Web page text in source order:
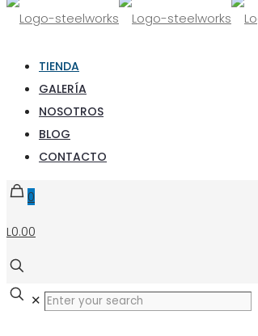
TIENDA
GALERÍA
NOSOTROS
BLOG
CONTACTO
0
L0.00
✕